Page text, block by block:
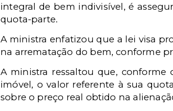
integral de bem indivisível, é
quota-parte.
A ministra enfatizou que a lei visa
na arrematação do bem, conforme
A ministra ressaltou que,
imóvel, o valor referente à sua
sobre o preço real obtido na